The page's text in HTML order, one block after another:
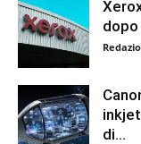
dopo
di...